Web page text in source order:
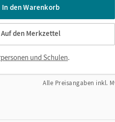
In den Warenkorb
Auf den Merkzettel
und Schulen.
Alle Preisangaben inkl.